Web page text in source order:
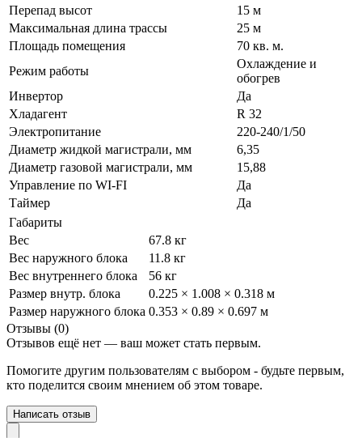
Перепад высот
15 м
Максимальная длина трассы
25 м
Площадь помещения
70 кв. м.
Режим работы
Охлаждение и
обогрев
Инвертор
Да
Хладагент
R 32
Электропитание
220-240/1/50
Диаметр жидкой магистрали, мм
6,35
Диаметр газовой магистрали, мм
15,88
Управление по WI-FI
Да
Таймер
Да
Габариты
Вес
67.8 кг
Вес наружного блока
11.8 кг
Вес внутреннего блока
56 кг
Размер внутр. блока
0.225 × 1.008 × 0.318 м
Размер наружного блока 0.353 × 0.89 × 0.697 м
Отзывы (0)
Отзывов ещё нет — ваш может стать первым.
Помогите другим пользователям с выбором - будьте первым,
кто поделится своим мнением об этом товаре.
Написать отзыв